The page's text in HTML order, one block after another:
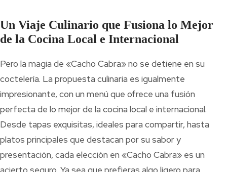
Un Viaje Culinario que Fusiona lo Mejor
de la Cocina Local e Internacional
Pero la magia de «Cacho Cabra» no se detiene en su
coctelería. La propuesta culinaria es igualmente
impresionante, con un menú que ofrece una fusión
perfecta de lo mejor de la cocina local e internacional.
Desde tapas exquisitas, ideales para compartir, hasta
platos principales que destacan por su sabor y
presentación, cada elección en «Cacho Cabra» es un